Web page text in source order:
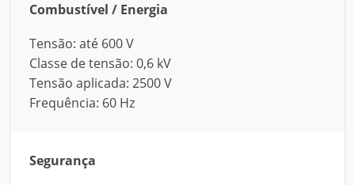
Combustível / Energia
Tensão: até 600 V
Classe de tensão: 0,6 kV
Tensão aplicada: 2500 V
Frequência: 60 Hz
Segurança